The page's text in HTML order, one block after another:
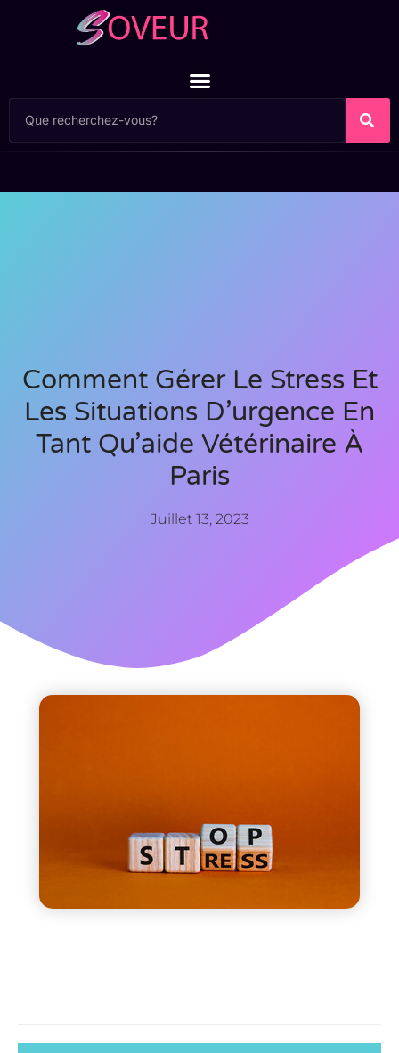
Comment Gérer Le Stress Et
Les Situations D’urgence En
Tant Qu’aide Vétérinaire À
Paris
Juillet 13, 2023